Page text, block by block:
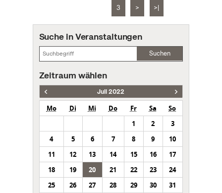
3 > >|
Suche in Veranstaltungen
Suchen
Zeitraum wählen
Juli 2022
Mo Di Mi Do Fr Sa
So
1
2
3
4
5 6 7 8 9
10
11
12 13 14 15 16
17
18
19 20 21 22 23
24
25
26 27 28 29 30 31